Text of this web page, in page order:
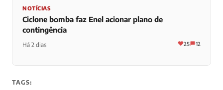
NOTÍCIAS
Ciclone bomba faz Enel acionar plano de
contingência
Há 2 dias 25 12
TAGS: